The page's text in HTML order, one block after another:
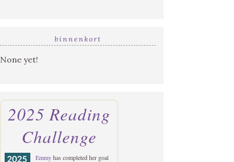
binnenkort
None yet!
2025 Reading
Challenge
Emmyhas completed her goal